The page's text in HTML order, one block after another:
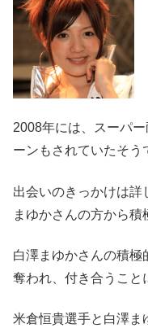
2008年には、スーパ
ーンもされていたそう
出会いのきっかけは
まゆかさんの方から積
白澤まゆかさんの積
奪われ、付き合うこと
米倉恒貴選手と白澤ま